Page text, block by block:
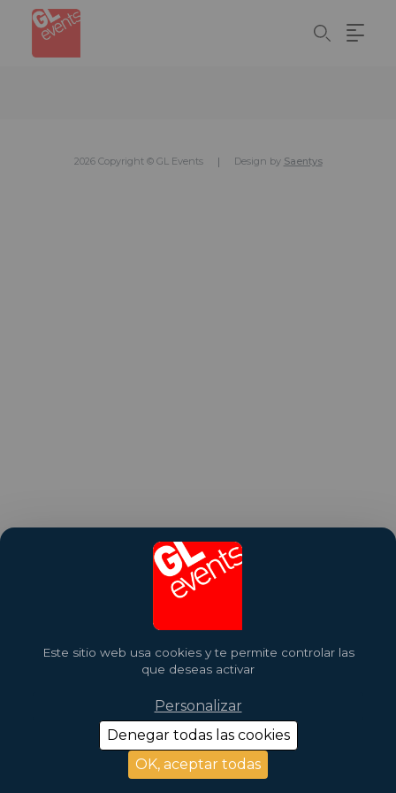
content
2026 Copyright © GL Events Design by Saentys
Panel de gestión de cookies
Este sitio web usa cookies y te permite controlar las
que deseas activar
OK, aceptar todas
Denegar todas las cookies
Personalizar